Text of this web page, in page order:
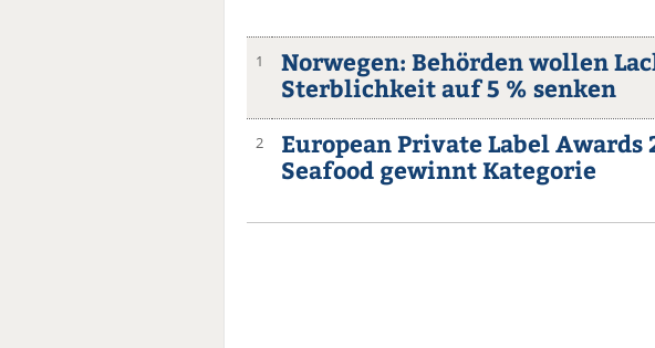
1
Norwegen: Behörden wollen
Sterblichkeit auf 5 % senken
2
European Private Label
Seafood gewinnt Kategorie